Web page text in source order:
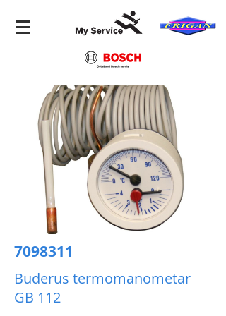
7098311
Buderus termomanometar
GB 112